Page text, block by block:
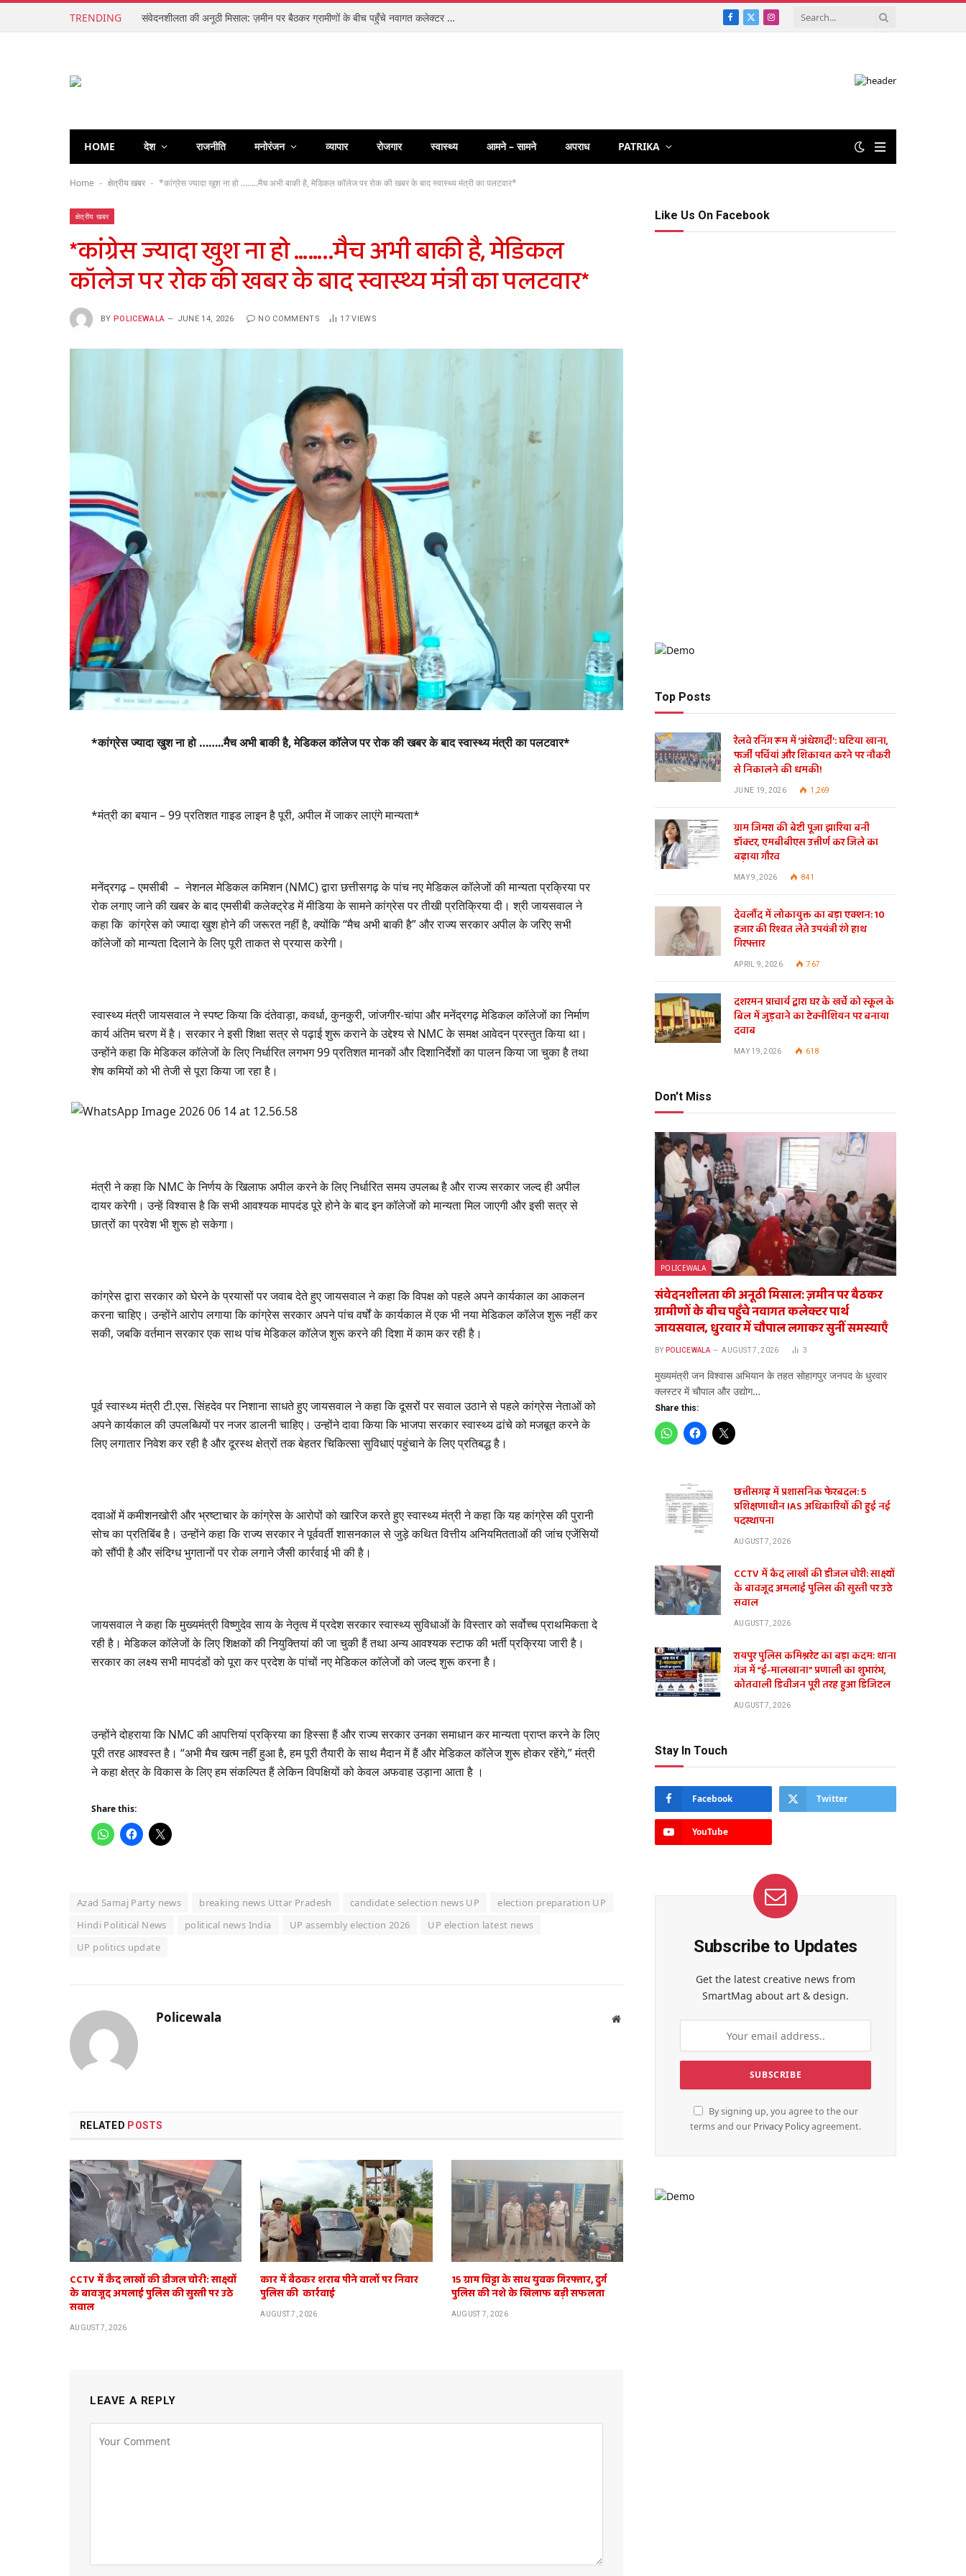
TRENDING संवेदनशीलता की अनूठी मिसाल: ज़मीन पर बैठकर ग्रामीणों के बीच पहुँचे नवागत कलेक्टर पार्थ जायसवाल, धुरवार में चौपाल लगाकर सुनीं समस्याएँ Facebook
X
Instagram
HOME देश राजनीति मनोरंजन व्यापार रोजगार स्वास्थ्य आमने – सामने अपराध PATRIKA
Home - क्षेत्रीय खबर - *कांग्रेस ज्यादा खुश ना हो ……..मैच अभी बाकी है, मेडिकल कॉलेज पर रोक की खबर के बाद स्वास्थ्य मंत्री का पलटवार*
क्षेत्रीय खबर
*कांग्रेस ज्यादा खुश ना हो ……..मैच अभी बाकी है, मेडिकल
कॉलेज पर रोक की खबर के बाद स्वास्थ्य मंत्री का पलटवार*
BY POLICEWALA JUNE 14, 2026 NO COMMENTS 17VIEWS
*कांग्रेस ज्यादा खुश ना हो ……..मैच अभी बाकी है, मेडिकल कॉलेज पर रोक की खबर के बाद स्वास्थ्य मंत्री का पलटवार*
*मंत्री का बयान – 99 प्रतिशत गाइड लाइन है पूरी, अपील में जाकर लाएंगे मान्यता*
मनेंद्रगढ़ – एमसीबी – नेशनल मेडिकल कमिशन (NMC) द्वारा छत्तीसगढ़ के पांच नए मेडिकल कॉलेजों की मान्यता प्रक्रिया पर
रोक लगाए जाने की खबर के बाद एमसीबी कलेक्ट्रेड में मीडिया के सामने कांग्रेस पर तीखी प्रतिक्रिया दी। श्री जायसवाल ने
कहा कि कांग्रेस को ज्यादा खुश होने की जरूरत नहीं है, क्योंकि “मैच अभी बाकी है” और राज्य सरकार अपील के जरिए सभी
कॉलेजों को मान्यता दिलाने के लिए पूरी ताकत से प्रयास करेगी।
स्वास्थ्य मंत्री जायसवाल ने स्पष्ट किया कि दंतेवाड़ा, कवर्धा, कुनकुरी, जांजगीर-चांपा और मनेंद्रगढ़ मेडिकल कॉलेजों का निर्माण
कार्य अंतिम चरण में है। सरकार ने इसी शिक्षा सत्र से पढ़ाई शुरू कराने के उद्देश्य से NMC के समक्ष आवेदन प्रस्तुत किया था।
उन्होंने कहा कि मेडिकल कॉलेजों के लिए निर्धारित लगभग 99 प्रतिशत मानकों और दिशानिर्देशों का पालन किया जा चुका है तथा
शेष कमियों को भी तेजी से पूरा किया जा रहा है।
मंत्री ने कहा कि NMC के निर्णय के खिलाफ अपील करने के लिए निर्धारित समय उपलब्ध है और राज्य सरकार जल्द ही अपील
दायर करेगी। उन्हें विश्वास है कि सभी आवश्यक मापदंड पूरे होने के बाद इन कॉलेजों को मान्यता मिल जाएगी और इसी सत्र से
छात्रों का प्रवेश भी शुरू हो सकेगा।
कांग्रेस द्वारा सरकार को घेरने के प्रयासों पर जवाब देते हुए जायसवाल ने कहा कि विपक्ष को पहले अपने कार्यकाल का आकलन
करना चाहिए। उन्होंने आरोप लगाया कि कांग्रेस सरकार अपने पांच वर्षों के कार्यकाल में एक भी नया मेडिकल कॉलेज शुरू नहीं कर
सकी, जबकि वर्तमान सरकार एक साथ पांच मेडिकल कॉलेज शुरू करने की दिशा में काम कर रही है।
पूर्व स्वास्थ्य मंत्री टी.एस. सिंहदेव पर निशाना साधते हुए जायसवाल ने कहा कि दूसरों पर सवाल उठाने से पहले कांग्रेस नेताओं को
अपने कार्यकाल की उपलब्धियों पर नजर डालनी चाहिए। उन्होंने दावा किया कि भाजपा सरकार स्वास्थ्य ढांचे को मजबूत करने के
लिए लगातार निवेश कर रही है और दूरस्थ क्षेत्रों तक बेहतर चिकित्सा सुविधाएं पहुंचाने के लिए प्रतिबद्ध है।
दवाओं में कमीशनखोरी और भ्रष्टाचार के कांग्रेस के आरोपों को खारिज करते हुए स्वास्थ्य मंत्री ने कहा कि यह कांग्रेस की पुरानी
सोच का प्रतिबिंब है। उन्होंने कहा कि राज्य सरकार ने पूर्ववर्ती शासनकाल से जुड़े कथित वित्तीय अनियमितताओं की जांच एजेंसियों
को सौंपी है और संदिग्ध भुगतानों पर रोक लगाने जैसी कार्रवाई भी की है।
जायसवाल ने कहा कि मुख्यमंत्री विष्णुदेव साय के नेतृत्व में प्रदेश सरकार स्वास्थ्य सुविधाओं के विस्तार को सर्वोच्च प्राथमिकता दे
रही है। मेडिकल कॉलेजों के लिए शिक्षकों की नियुक्तियां की जा चुकी हैं तथा अन्य आवश्यक स्टाफ की भर्ती प्रक्रिया जारी है।
सरकार का लक्ष्य सभी मापदंडों को पूरा कर प्रदेश के पांचों नए मेडिकल कॉलेजों को जल्द शुरू करना है।
उन्होंने दोहराया कि NMC की आपत्तियां प्रक्रिया का हिस्सा हैं और राज्य सरकार उनका समाधान कर मान्यता प्राप्त करने के लिए
पूरी तरह आश्वस्त है। “अभी मैच खत्म नहीं हुआ है, हम पूरी तैयारी के साथ मैदान में हैं और मेडिकल कॉलेज शुरू होकर रहेंगे,” मंत्री
ने कहा क्षेत्र के विकास के लिए हम संकल्पित हैं लेकिन विपक्षियों को केवल अफवाह उड़ाना आता है ।
Share this:
Azad Samaj Party news breaking news Uttar Pradesh candidate selection news UP
election preparation UP
Hindi Political News
political news India UP assembly election 2026
UP election latest news
UP politics update
Policewala Website
RELATED POSTS
CCTV में कैद लाखों की डीजल चोरी: साक्ष्यों
के बावजूद अमलाई पुलिस की सुस्ती पर उठे
सवाल
AUGUST 7, 2026
कार में बैठकर शराब पीने वालों पर निवार
पुलिस की कार्रवाई
AUGUST 7, 2026
15 ग्राम चिट्टा के साथ युवक गिरफ्तार, दुर्ग
पुलिस की नशे के खिलाफ बड़ी सफलता
AUGUST 7, 2026
LEAVE A REPLY
Like Us On Facebook
Top Posts
रेलवे रनिंग रूम में ‘अंधेरगर्दी’: घटिया खाना,
फर्जी पर्चियां और शिकायत करने पर नौकरी
से निकालने की धमकी!
JUNE 19, 2026 1,269
ग्राम जिमरा की बेटी पूजा झारिया बनी
डॉक्टर, एमबीबीएस उत्तीर्ण कर जिले का
बढ़ाया गौरव
MAY 9, 2026 841
देवलौंद में लोकायुक्त का बड़ा एक्शन: 10
हजार की रिश्वत लेते उपयंत्री रंगे हाथ
गिरफ्तार
APRIL 9, 2026 767
दशरमन प्राचार्य द्वारा घर के खर्चे को स्कूल के
बिल में जुड़वाने का टेक्नीशियन पर बनाया
दवाब
MAY 19, 2026 618
Don't Miss
POLICEWALA
संवेदनशीलता की अनूठी मिसाल: ज़मीन पर बैठकर
ग्रामीणों के बीच पहुँचे नवागत कलेक्टर पार्थ
जायसवाल, धुरवार में चौपाल लगाकर सुनीं समस्याएँ
BY POLICEWALA AUGUST 7, 2026 3
​मुख्यमंत्री जन विश्वास अभियान के तहत सोहागपुर जनपद के धुरवार
क्लस्टर में चौपाल और उद्योग…
Share this:
छत्तीसगढ़ में प्रशासनिक फेरबदल: 5
प्रशिक्षणाधीन IAS अधिकारियों की हुई नई
पदस्थापना
AUGUST 7, 2026
CCTV में कैद लाखों की डीजल चोरी: साक्ष्यों
के बावजूद अमलाई पुलिस की सुस्ती पर उठे
सवाल
AUGUST 7, 2026
रायपुर पुलिस कमिश्नरेट का बड़ा कदम: थाना
गंज में “ई-मालखाना” प्रणाली का शुभारंभ,
कोतवाली डिवीजन पूरी तरह हुआ डिजिटल
AUGUST 7, 2026
Stay In Touch
Facebook Twitter
YouTube
Subscribe to Updates
Get the latest creative news from
SmartMag about art & design.
By signing up, you agree to the our
terms and our Privacy Policyagreement.